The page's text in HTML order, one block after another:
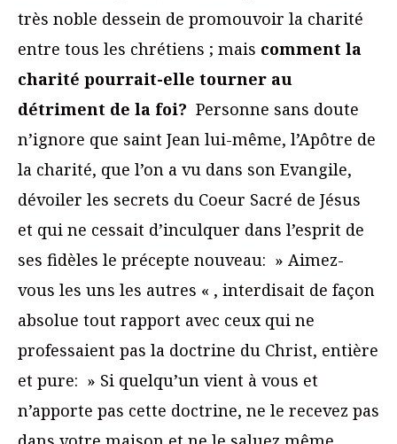
très noble dessein de promouvoir la charité
entre tous les chrétiens ; mais comment la
charité pourrait-elle tourner au
détriment de la foi? Personne sans doute
n’ignore que saint Jean lui-même, l’Apôtre de
la charité, que l’on a vu dans son Evangile,
dévoiler les secrets du Coeur Sacré de Jésus
et qui ne cessait d’inculquer dans l’esprit de
ses fidèles le précepte nouveau: » Aimez-
vous les uns les autres « , interdisait de façon
absolue tout rapport avec ceux qui ne
professaient pas la doctrine du Christ, entière
et pure: » Si quelqu’un vient à vous et
n’apporte pas cette doctrine, ne le recevez pas